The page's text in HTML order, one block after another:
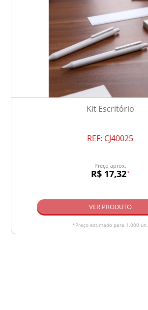
Kit Escritório
REF: CJ40025
Preço aprox.
R$ 17,32*
VER PRODUTO
*Preço estimado para 1.000 un.